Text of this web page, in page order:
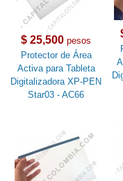
$ 25,500 pesos
Protector de Área
Activa para Tableta
Digitalizadora XP-PEN
Star03 - AC66